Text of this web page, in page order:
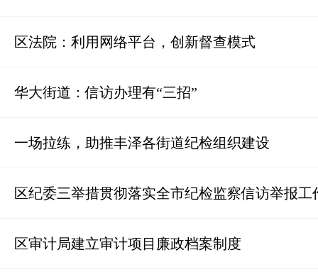
区法院：利用网络平台，创新督查模式
华大街道：信访办理有“三招”
一场拉练，助推丰泽各街道纪检组织建设
区纪委三举措贯彻落实全市纪检监察信访举报工
区审计局建立审计项目廉政档案制度